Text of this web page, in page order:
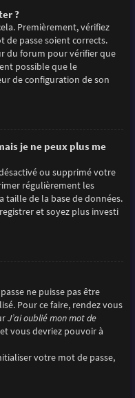
?
Premièrement, vérifiez
passe soient corrects.
du forum pour vérifier que
possible que le
de configuration de son
je ne peux plus me
ou supprimé votre
régulièrement les
taille de la base de données.
et soyez plus investi
ne puisse pas être
Pour ce faire, rendez vous
J’ai oublié mon mot de
vous devriez pouvoir à
votre mot de passe,